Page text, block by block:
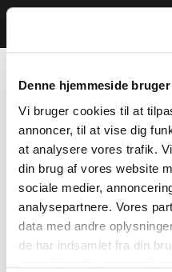
Denne hjemmeside
Vi bruger cookies til at
annoncer, til at vise dig
at analysere vores trafik.
din brug af vores website
sociale medier,
analysepartnere. Vores
data med andre
de har indsamlet fra din